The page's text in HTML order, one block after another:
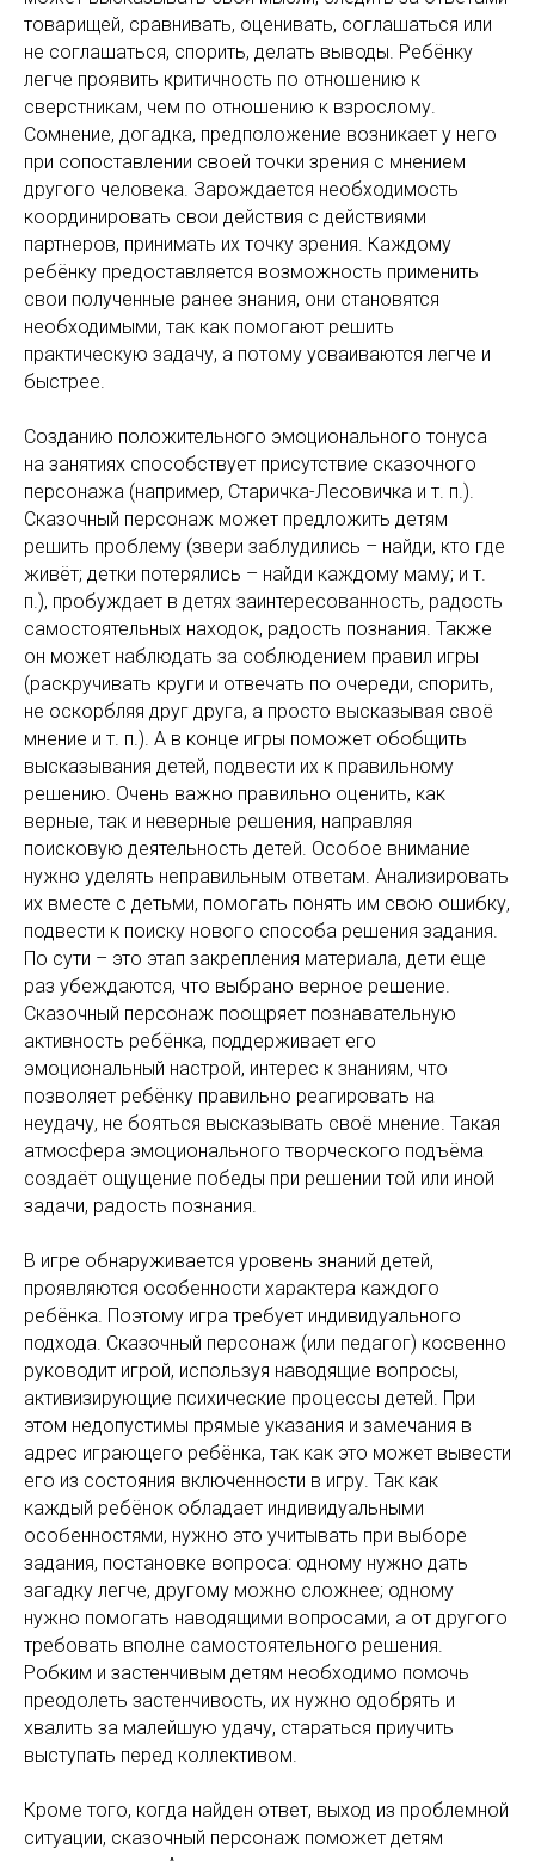
товарищей, сравнивать, оценивать, соглашаться или
не соглашаться, спорить, делать выводы. Ребёнку
легче проявить критичность по отношению к
сверстникам, чем по отношению к взрослому.
Сомнение, догадка, предположение возникает у него
при сопоставлении своей точки зрения с мнением
другого человека. Зарождается необходимость
координировать свои действия с действиями
партнеров, принимать их точку зрения. Каждому
ребёнку предоставляется возможность применить
свои полученные ранее знания, они становятся
необходимыми, так как помогают решить
практическую задачу, а потому усваиваются легче и
быстрее.
Созданию положительного эмоционального тонуса
на занятиях способствует присутствие сказочного
персонажа (например, Старичка-Лесовичка и т. п.).
Сказочный персонаж может предложить детям
решить проблему (звери заблудились – найди, кто где
живёт; детки потерялись – найди каждому маму; и т.
п.), пробуждает в детях заинтересованность, радость
самостоятельных находок, радость познания. Также
он может наблюдать за соблюдением правил игры
(раскручивать круги и отвечать по очереди, спорить,
не оскорбляя друг друга, а просто высказывая своё
мнение и т. п.). А в конце игры поможет обобщить
высказывания детей, подвести их к правильному
решению. Очень важно правильно оценить, как
верные, так и неверные решения, направляя
поисковую деятельность детей. Особое внимание
нужно уделять неправильным ответам. Анализировать
их вместе с детьми, помогать понять им свою ошибку,
подвести к поиску нового способа решения задания.
По сути – это этап закрепления материала, дети еще
раз убеждаются, что выбрано верное решение.
Сказочный персонаж поощряет познавательную
активность ребёнка, поддерживает его
эмоциональный настрой, интерес к знаниям, что
позволяет ребёнку правильно реагировать на
неудачу, не бояться высказывать своё мнение. Такая
атмосфера эмоционального творческого подъёма
создаёт ощущение победы при решении той или иной
задачи, радость познания.
В игре обнаруживается уровень знаний детей,
проявляются особенности характера каждого
ребёнка. Поэтому игра требует индивидуального
подхода. Сказочный персонаж (или педагог) косвенно
руководит игрой, используя наводящие вопросы,
активизирующие психические процессы детей. При
этом недопустимы прямые указания и замечания в
адрес играющего ребёнка, так как это может вывести
его из состояния включенности в игру. Так как
каждый ребёнок обладает индивидуальными
особенностями, нужно это учитывать при выборе
задания, постановке вопроса: одному нужно дать
загадку легче, другому можно сложнее; одному
нужно помогать наводящими вопросами, а от другого
требовать вполне самостоятельного решения.
Робким и застенчивым детям необходимо помочь
преодолеть застенчивость, их нужно одобрять и
хвалить за малейшую удачу, стараться приучить
выступать перед коллективом.
Кроме того, когда найден ответ, выход из проблемной
ситуации, сказочный персонаж поможет детям